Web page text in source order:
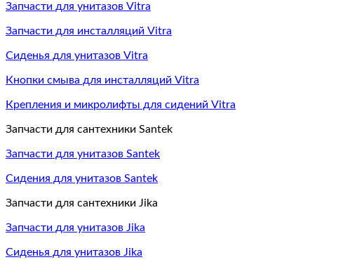
Запчасти для унитазов Vitra
Запчасти для инсталляций Vitra
Сиденья для унитазов Vitra
Кнопки смыва для инсталляций Vitra
Крепления и микролифты для сидений Vitra
Запчасти для сантехники Santek
Запчасти для унитазов Santek
Сидения для унитазов Santek
Запчасти для сантехники Jika
Запчасти для унитазов Jika
Сиденья для унитазов Jika